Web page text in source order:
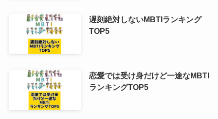
遅刻絶対しないMBTIランキング
TOP5
恋愛では受け身だけど一途なMBTI
ランキングTOP5